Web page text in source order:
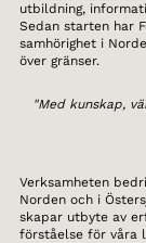
utbildning,
Sedan starten har
samhörighet i
över gränser.
"Med kunskap,
Verksamheten
Norden och i
skapar utbyte av
förståelse för våra